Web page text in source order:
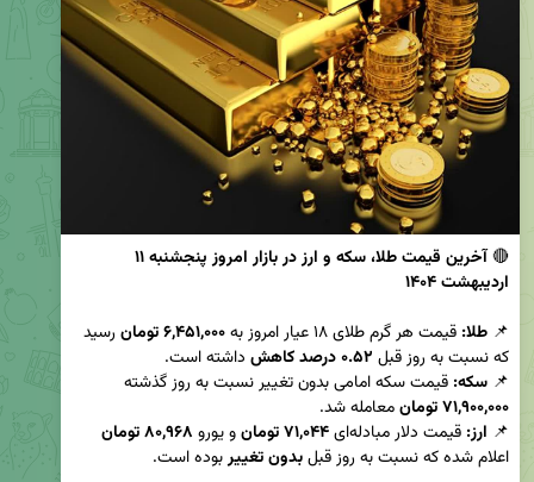
🔴
اردیبهشت ۱۴۰۴
📌 طلا: قیمت هر گرم طلای ۱۸ عیار امروز به ۶,۴۵۱,۰۰۰ تومان
که نسبت به روز قبل ۰.۵۲ درصد کاهش
📌 سکه: قیمت سکه امامی بدون تغییر نسبت به روز گذشته
۷۱,۹۰۰,۰۰۰ تومان
📌 ارز: قیمت دلار مبادله‌ای ۷۱,۰۴۴ تومان و یورو ۸۰,۹۶۸ تومان
اعلام شده که نسبت به روز قبل بدون تغییر